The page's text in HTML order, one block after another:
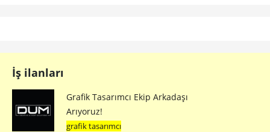
İş ilanları
Grafik Tasarımcı Ekip Arkadaşı
Arıyoruz!
grafik tasarımcı